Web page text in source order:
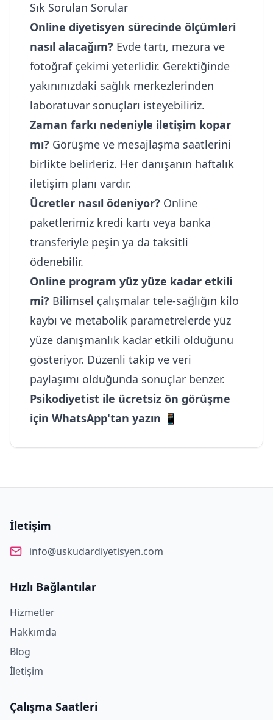
Sık Sorulan Sorular
Online diyetisyen sürecinde ölçümleri
nasıl alacağım? Evde tartı, mezura ve
fotoğraf çekimi yeterlidir. Gerektiğinde
yakınınızdaki sağlık merkezlerinden
laboratuvar sonuçları isteyebiliriz.
Zaman farkı nedeniyle iletişim kopar
mı? Görüşme ve mesajlaşma saatlerini
birlikte belirleriz. Her danışanın haftalık
iletişim planı vardır.
Ücretler nasıl ödeniyor? Online
paketlerimiz kredi kartı veya banka
transferiyle peşin ya da taksitli
ödenebilir.
Online program yüz yüze kadar etkili
mi? Bilimsel çalışmalar tele-sağlığın kilo
kaybı ve metabolik parametrelerde yüz
yüze danışmanlık kadar etkili olduğunu
gösteriyor. Düzenli takip ve veri
paylaşımı olduğunda sonuçlar benzer.
Psikodiyetist ile ücretsiz ön görüşme
için WhatsApp'tan yazın 📱
İletişim
info@uskudardiyetisyen.com
Hızlı Bağlantılar
Hizmetler
Hakkımda
Blog
İletişim
Çalışma Saatleri